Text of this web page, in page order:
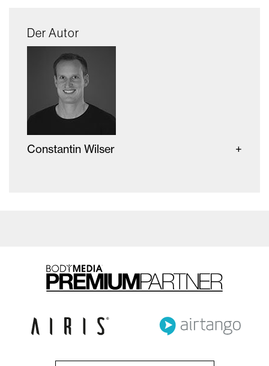
Der Autor
Constantin Wilser